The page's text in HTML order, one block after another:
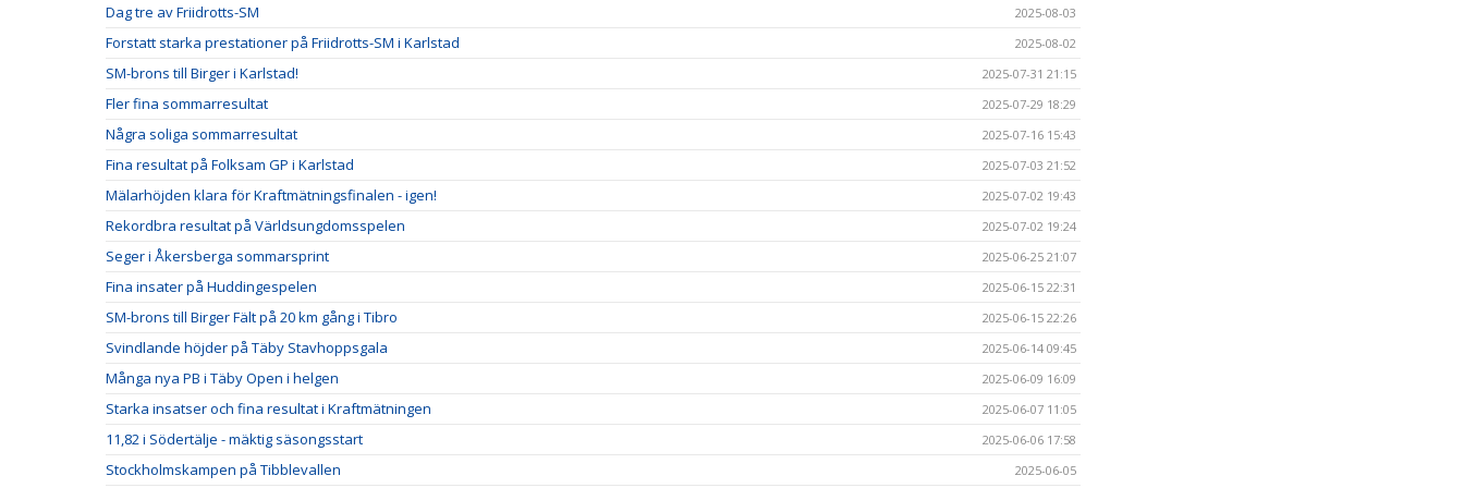
Dag tre av Friidrotts-SM 2025-08-03
Forstatt starka prestationer på Friidrotts-SM i Karlstad 2025-08-02
SM-brons till Birger i Karlstad! 2025-07-31 21:15
Fler fina sommarresultat 2025-07-29 18:29
Några soliga sommarresultat 2025-07-16 15:43
Fina resultat på Folksam GP i Karlstad 2025-07-03 21:52
Mälarhöjden klara för Kraftmätningsfinalen - igen! 2025-07-02 19:43
Rekordbra resultat på Världsungdomsspelen 2025-07-02 19:24
Seger i Åkersberga sommarsprint 2025-06-25 21:07
Fina insater på Huddingespelen 2025-06-15 22:31
SM-brons till Birger Fält på 20 km gång i Tibro 2025-06-15 22:26
Svindlande höjder på Täby Stavhoppsgala 2025-06-14 09:45
Många nya PB i Täby Open i helgen 2025-06-09 16:09
Starka insatser och fina resultat i Kraftmätningen 2025-06-07 11:05
11,82 i Södertälje - mäktig säsongsstart 2025-06-06 17:58
Stockholmskampen på Tibblevallen 2025-06-05